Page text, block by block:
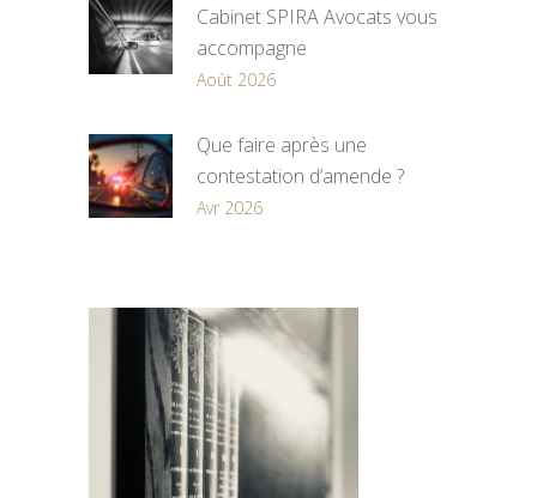
Cabinet SPIRA Avocats vous
accompagne
Août 2026
Que faire après une
contestation d’amende ?
Avr 2026